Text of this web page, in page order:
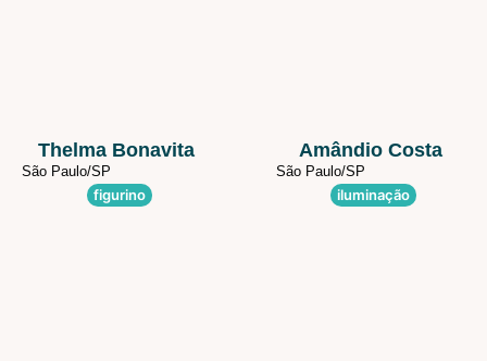
Thelma Bonavita
São Paulo/SP
figurino
Amândio Costa
São Paulo/SP
iluminação